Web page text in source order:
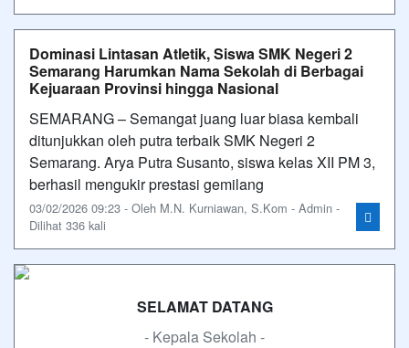
Dominasi Lintasan Atletik, Siswa SMK Negeri 2
Semarang Harumkan Nama Sekolah di Berbagai
Kejuaraan Provinsi hingga Nasional
SEMARANG – Semangat juang luar biasa kembali
ditunjukkan oleh putra terbaik SMK Negeri 2
Semarang. Arya Putra Susanto, siswa kelas XII PM 3,
berhasil mengukir prestasi gemilang
03/02/2026 09:23 - Oleh M.N. Kurniawan, S.Kom - Admin -
Dilihat 336 kali
SELAMAT DATANG
- Kepala Sekolah -